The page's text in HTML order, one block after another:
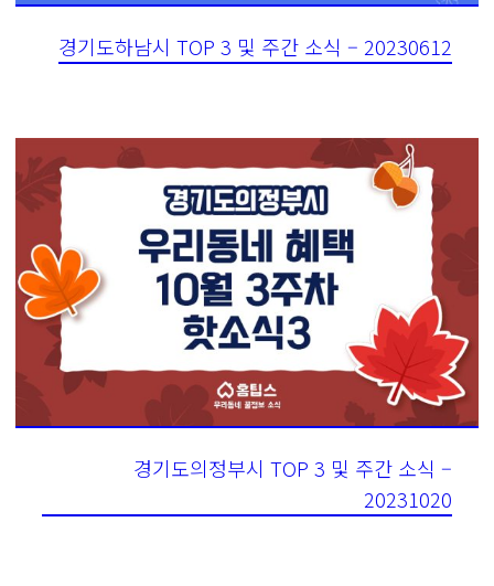
경기도하남시 TOP 3 및 주간 소식 – 20230612
경기도의정부시 TOP 3 및 주간 소식 –
20231020